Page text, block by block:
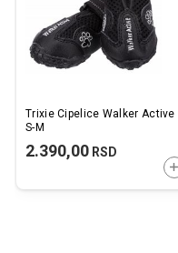
Trixie Cipelice Walker Active
S-M
2.390,00 RSD